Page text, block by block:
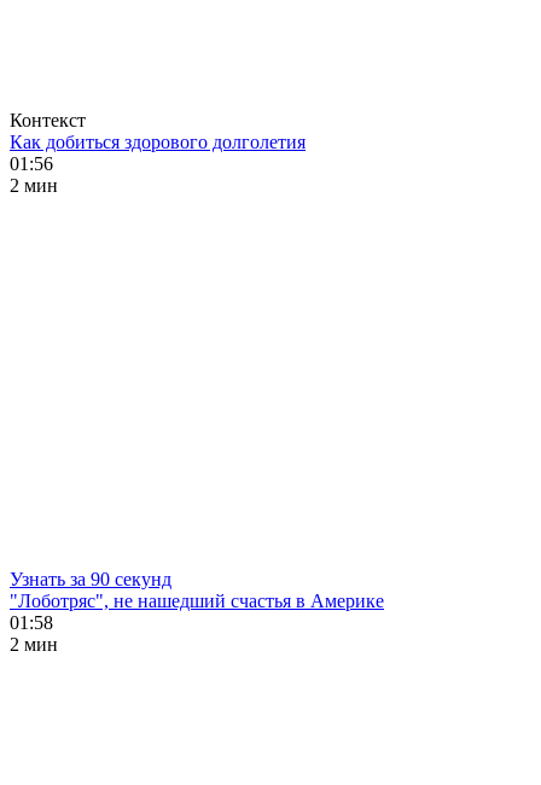
Контекст
Как добиться здорового долголетия
01:56
2 мин
Узнать за 90 секунд
"Лоботряс", не нашедший счастья в Америке
01:58
2 мин